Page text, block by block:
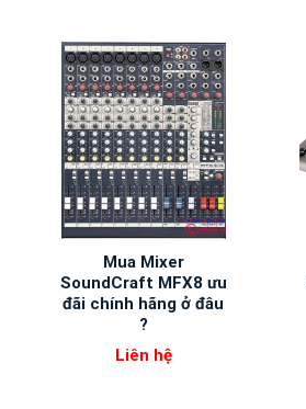
Mua Mixer
SoundCraft MFX8 ưu
đãi chính hãng ở đâu
?
Liên hệ